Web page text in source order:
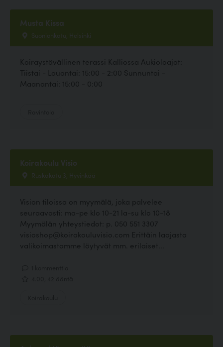
Musta Kissa
Suonionkatu, Helsinki
Koiraystävällinen terassi Kalliossa Aukioloajat:
Tiistai - Lauantai: 15:00 - 2:00 Sunnuntai -
Maanantai: 15:00 - 0:00
Koirakoulu Visio
Ruskakatu 3, Hyvinkää
Vision tiloissa on myymälä, joka palvelee
seuraavasti: ma-pe klo 10-21 la-su klo 10-18
Myymälän yhteystiedot: p. 050 551 3307
visioshop@koirakouluvisio.com Erittäin laajasta
valikoimastamme löytyvät mm. erilaiset...